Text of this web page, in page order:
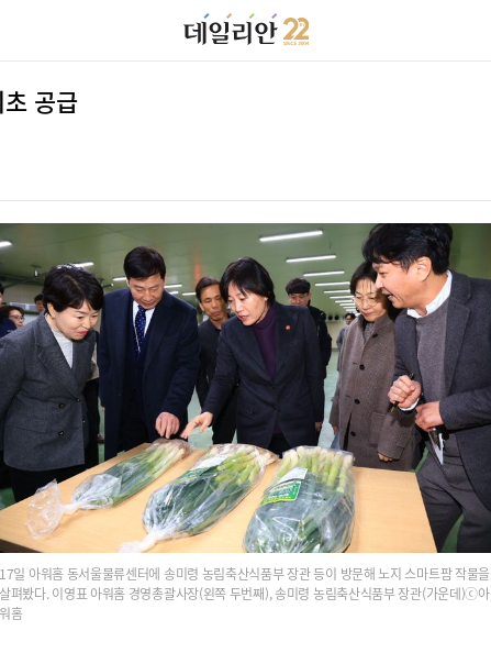
공급
17일 아워홈 동서울물류센터에 송미령 농림축산식품부 장관 등이 방문해 노지 스마트팜 작물을
살펴봤다. 이영표 아워홈 경영총괄사장(왼쪽 두번째), 송미령 농림축산식품부 장관(가운데)ⓒ아
워홈